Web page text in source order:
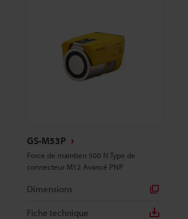
GS-M53P
Force de maintien 500 N Type de
connecteur M12 Avancé PNP
Dimensions
Fiche technique